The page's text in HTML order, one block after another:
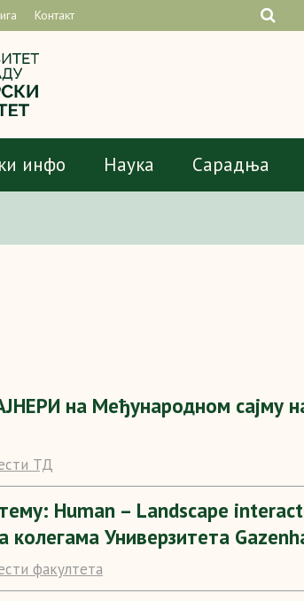
Контакт
инфо Наука Сарадња
на Међународном сајму
ТД
Human – Landscape
Универзитета
факултета